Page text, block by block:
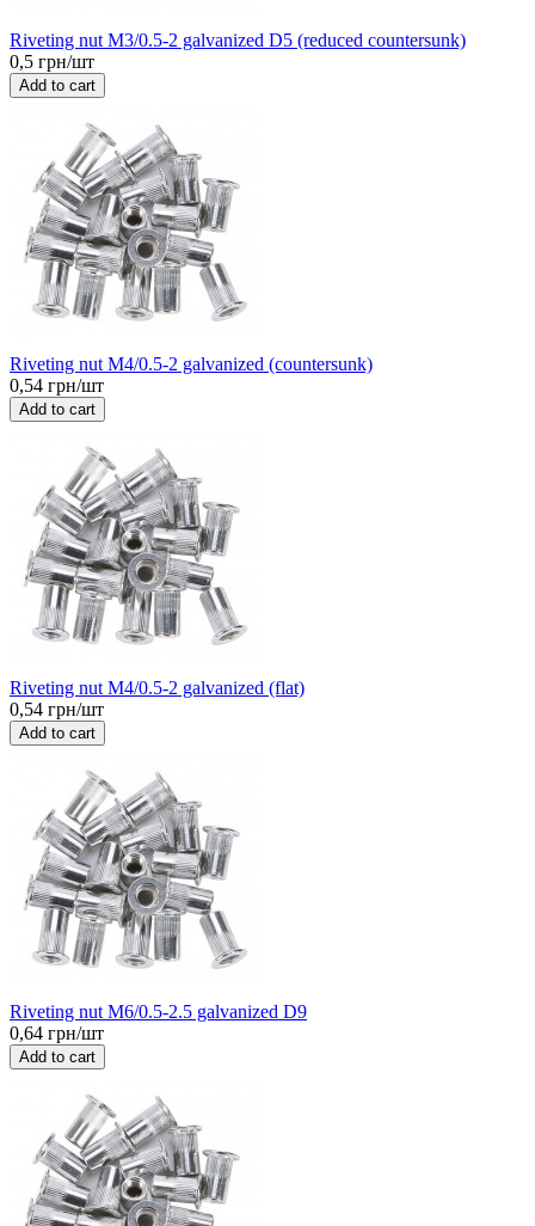
Riveting nut M3/0.5-2 galvanized D5 (reduced countersunk)
0,5 грн/шт
Add to cart
Riveting nut M4/0.5-2 galvanized (countersunk)
0,54 грн/шт
Add to cart
Riveting nut M4/0.5-2 galvanized (flat)
0,54 грн/шт
Add to cart
Riveting nut M6/0.5-2.5 galvanized D9
0,64 грн/шт
Add to cart